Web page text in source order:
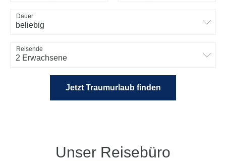
Dauer
beliebig
Reisende
2 Erwachsene
Jetzt Traumurlaub finden
Unser Reisebüro